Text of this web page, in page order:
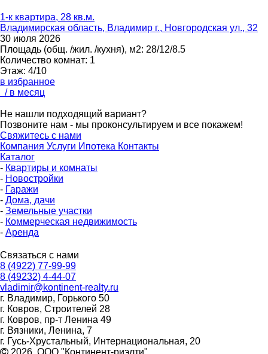
1-к квартира, 28 кв.м.
Владимирская область, Владимир г., Новгородская ул., 32
30 июля 2026
Площадь (общ. /жил. /кухня), м2: 28/12/8.5
Количество комнат: 1
Этаж: 4/10
в избранное
/ в месяц
Не нашли подходящий вариант?
Позвоните нам - мы проконсультируем и все покажем!
Свяжитесь с нами
Компания Услуги Ипотека Контакты
Каталог
- Квартиры и комнаты
- Новостройки
- Гаражи
- Дома, дачи
- Земельные участки
- Коммерческая недвижимость
- Аренда
Связаться с нами
8 (4922) 77-99-99
8 (49232) 4-44-07
vladimir@kontinent-realty.ru
г. Владимир, Горького 50
г. Ковров, Строителей 28
г. Ковров, пр-т Ленина 49
г. Вязники, Ленина, 7
г. Гусь-Хрустальный, Интернациональная, 20
2026, ООО "Континент-риэлти"